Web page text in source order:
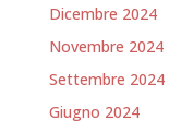
Dicembre 2024
Novembre 2024
Settembre 2024
Giugno 2024